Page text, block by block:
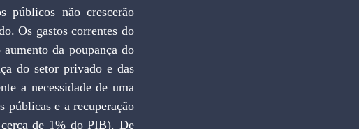
públicos não crescerão
Os gastos correntes do
da poupança do
do setor privado e das
a necessidade de uma
públicas e a recuperação
de 1% do PIB). De